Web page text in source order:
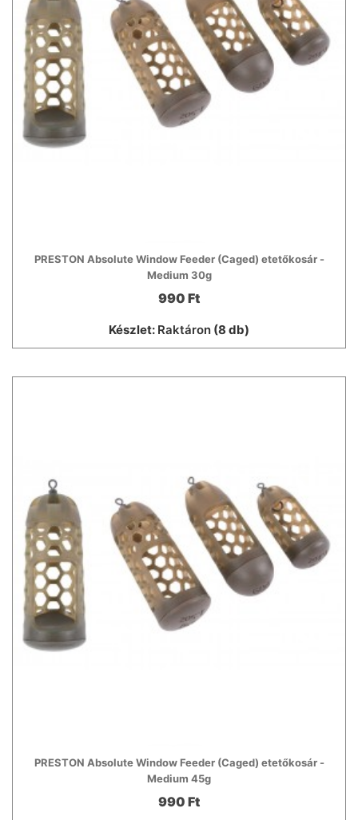
PRESTON Absolute Window Feeder (Caged) etetőkosár -
Medium 30g
990 Ft
Készlet: Raktáron (8 db)
PRESTON Absolute Window Feeder (Caged) etetőkosár -
Medium 45g
990 Ft